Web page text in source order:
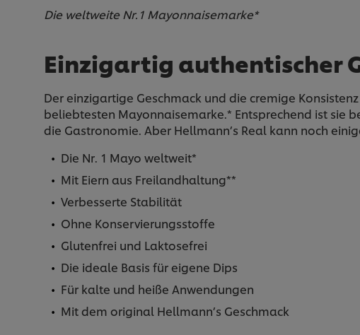
Die weltweite Nr.1 Mayonnaisemarke*
Einzigartig authentischer
Der einzigartige Geschmack und die cremige
beliebtesten Mayonnaisemarke.* Entsprechend ist sie
die Gastronomie. Aber Hellmann’s Real kann noch
Die Nr. 1 Mayo weltweit*
Mit Eiern aus Freilandhaltung**
Verbesserte Stabilität
Ohne Konservierungsstoffe
Glutenfrei und Laktosefrei
Die ideale Basis für eigene Dips
Für kalte und heiße Anwendungen
Mit dem original Hellmann’s Geschmack